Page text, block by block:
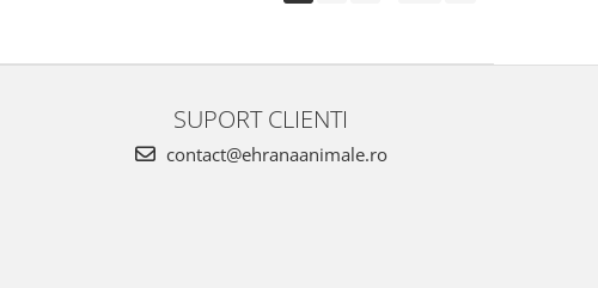
SUPORT CLIENTI
contact@ehranaanimale.ro